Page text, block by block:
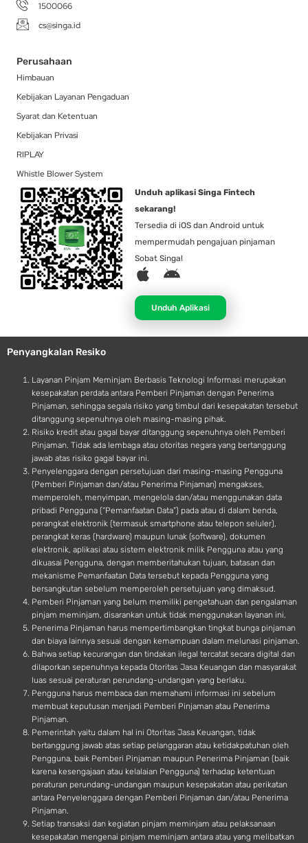
1500066
cs@singa.id
Perusahaan
Himbauan
Kebijakan Layanan Pengaduan
Syarat dan Ketentuan
Kebijakan Privasi
RIPLAY
Whistle Blower System
Unduh aplikasi Singa Fintech
sekarang!
Tersedia di iOS dan Android untuk
mempermudah pengajuan pinjaman
Sobat Singa!
A
p
l
e
A
d
r
o
d
Unduh Aplikasi
Penyangkalan Resiko
Layanan Pinjam Meminjam Berbasis Teknologi Informasi merupakan
kesepakatan perdata antara Pemberi Pinjaman dengan Penerima
Pinjaman, sehingga segala risiko yang timbul dari kesepakatan tersebut
ditanggung sepenuhnya oleh masing-masing pihak.
Risiko kredit atau gagal bayar ditanggung sepenuhnya oleh Pemberi
Pinjaman. Tidak ada lembaga atau otoritas negara yang bertanggung
jawab atas risiko gagal bayar ini.
Penyelenggara dengan persetujuan dari masing-masing Pengguna
(Pemberi Pinjaman dan/atau Penerima Pinjaman) mengakses,
memperoleh, menyimpan, mengelola dan/atau menggunakan data
pribadi Pengguna (“Pemanfaatan Data”) pada atau di dalam benda,
perangkat elektronik (termasuk smartphone atau telepon seluler),
perangkat keras (hardware) maupun lunak (software), dokumen
elektronik, aplikasi atau sistem elektronik milik Pengguna atau yang
dikuasai Pengguna, dengan memberitahukan tujuan, batasan dan
mekanisme Pemanfaatan Data tersebut kepada Pengguna yang
bersangkutan sebelum memperoleh persetujuan yang dimaksud.
Pemberi Pinjaman yang belum memiliki pengetahuan dan pengalaman
pinjam meminjam, disarankan untuk tidak menggunakan layanan ini.
Penerima Pinjaman harus mempertimbangkan tingkat bunga pinjaman
dan biaya lainnya sesuai dengan kemampuan dalam melunasi pinjaman.
Bahwa setiap kecurangan dan tindakan ilegal tercatat secara digital dan
dilaporkan sepenuhnya kepada Otoritas Jasa Keuangan dan masyarakat
luas sesuai peraturan perundang-undangan yang berlaku.
Pengguna harus membaca dan memahami informasi ini sebelum
membuat keputusan menjadi Pemberi Pinjaman atau Penerima
Pinjaman.
Pemerintah yaitu dalam hal ini Otoritas Jasa Keuangan, tidak
bertanggung jawab atas setiap pelanggaran atau ketidakpatuhan oleh
Pengguna, baik Pemberi Pinjaman maupun Penerima Pinjaman (baik
karena kesengajaan atau kelalaian Pengguna) terhadap ketentuan
peraturan perundang-undangan maupun kesepakatan atau perikatan
antara Penyelenggara dengan Pemberi Pinjaman dan/atau Penerima
Pinjaman.
Setiap transaksi dan kegiatan pinjam meminjam atau pelaksanaan
kesepakatan mengenai pinjam meminjam antara atau yang melibatkan